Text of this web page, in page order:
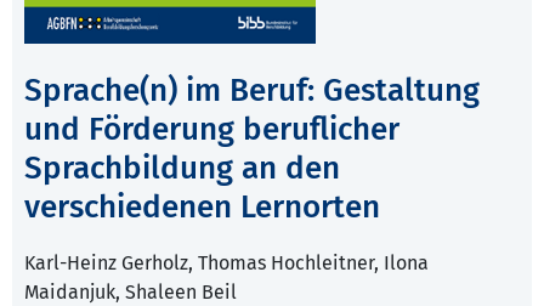
Sprache(n) im Beruf: Gestaltung
und Förderung beruflicher
Sprachbildung an den
verschiedenen Lernorten
Karl-Heinz Gerholz, Thomas Hochleitner, Ilona
Maidanjuk, Shaleen Beil